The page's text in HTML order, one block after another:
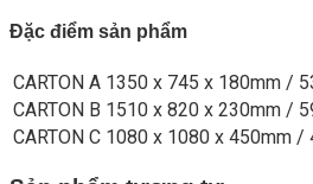
Đặc điểm sản phẩm
CARTON A 1350 x 745 x 180mm /
CARTON B 1510 x 820 x 230mm /
CARTON C 1080 x 1080 x 450mm /